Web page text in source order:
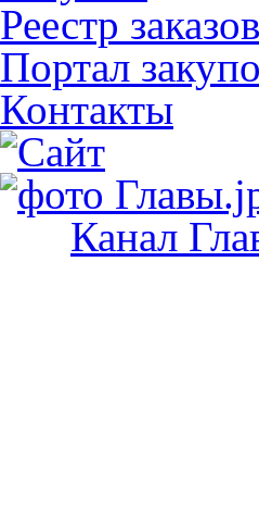
Реестр заказов
Портал
Контакты
Канал